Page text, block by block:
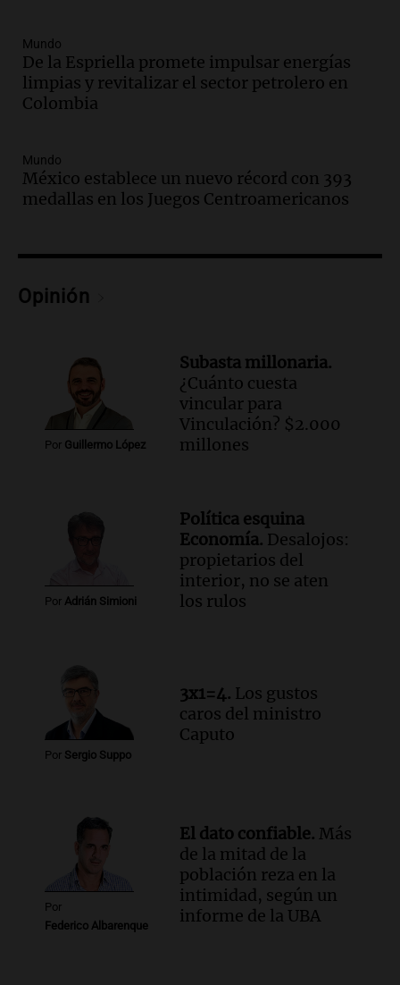
Audio.Mañana inicia la gran exposición
en la Sociedad Rural de Bulaya con
actividades para toda la familia
Audio.
edificios y una casa del estudiante para
jóvenes de la región
bonarda para disfrutar el fin de semana
en Mendoza
Audio. Preparativos finales para la gran
exposición en la sociedad rural de
Bulaya este sábado
Panorama Federal
oxígeno en Montecastro
Panorama Federal
Audio.Río Gallegos reporta frío extremo
y llega avión para escuelas de la décima
Episodios
Mundo
De la Espriella promete impulsar energías
limpias y revitalizar el sector petrolero en
Colombia
Mundo
México establece un nuevo récord con 393
medallas en los Juegos Centroamericanos
Opinión
Por Guillermo López
Subasta millonaria.
¿Cuánto cuesta
vincular para
Vinculación? $2.000
millones
Por Adrián Simioni
Política esquina
Economía. Desalojos:
propietarios del
interior, no se aten
los rulos
Por Sergio Suppo
3x1=4. Los gustos
caros del ministro
Caputo
Por
Federico Albarenque
El dato confiable. Más
de la mitad de la
población reza en la
intimidad, según un
informe de la UBA